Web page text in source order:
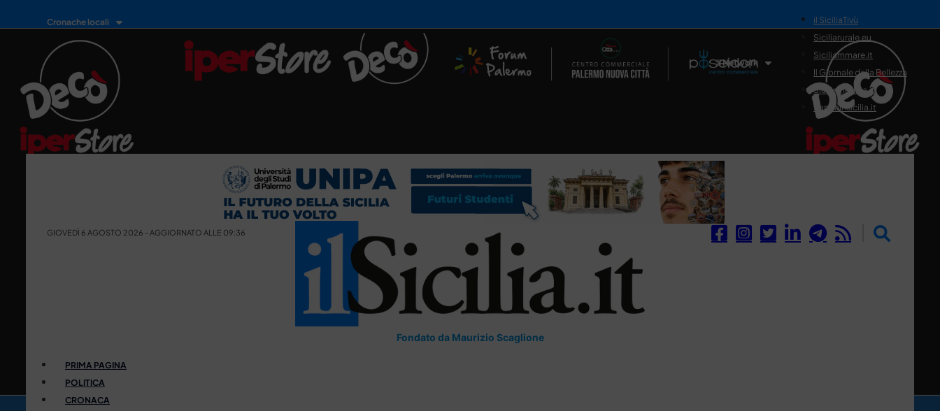
Cronache locali
Il Network
il SiciliaTivù
Siciliarurale.eu
Siciliammare.it
Il Giornale della Bellezza
Siciliamedica.it
Sanitainsicilia.it
GIOVEDÌ 6 AGOSTO 2026 - AGGIORNATO ALLE 09:36
Fondato da Maurizio Scaglione
PRIMA PAGINA
POLITICA
CRONACA